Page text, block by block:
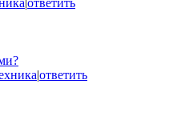
|ответить